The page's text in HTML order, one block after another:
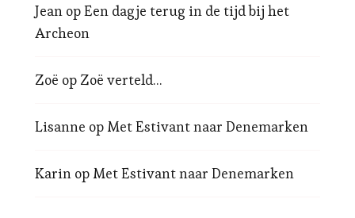
Jean opEen dagje terug in de tijd bij het
Archeon
Zoë op Zoë verteld…
Lisanne op Met Estivant naar Denemarken
Karin op Met Estivant naar Denemarken